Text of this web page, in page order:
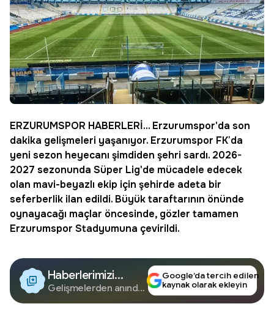
ERZURUMSPOR HABERLERİ... Erzurumspor'da son
dakika gelişmeleri yaşanıyor. Erzurumspor FK’da
yeni sezon heyecanı şimdiden şehri sardı. 2026-
2027 sezonunda Süper Lig'de mücadele edecek
olan mavi-beyazlı ekip için şehirde adeta bir
seferberlik ilan edildi. Büyük taraftarının önünde
oynayacağı maçlar öncesinde, gözler tamamen
Erzurumspor Stadyumuna çevirildi.
Haberlerimizi
Google'da Takip
Edin
Gelişmelerden anında
Google’da tercih edilen
kaynak olarak ekleyin